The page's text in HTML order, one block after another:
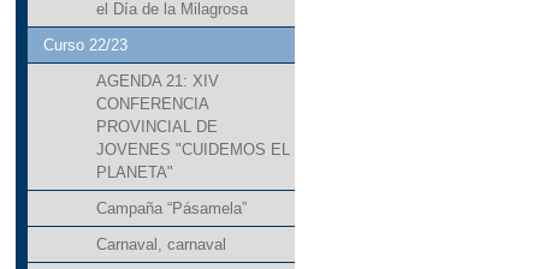
el Día de la Milagrosa
Curso 22/23
AGENDA 21: XIV
CONFERENCIA
PROVINCIAL DE
JOVENES "CUIDEMOS EL
PLANETA"
Campaña “Pásamela”
Carnaval, carnaval